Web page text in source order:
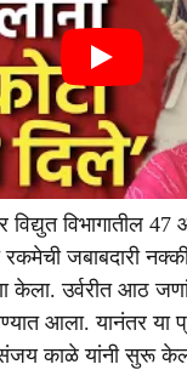
विद्युत विभागातील
रकमेची जबाबदारी
केला. उर्वरीत आठ
आला. यानंतर या
संजय काळे यांनी सुरू